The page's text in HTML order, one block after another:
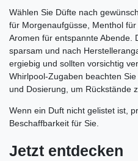
Wählen Sie Düfte nach
für Morgenaufgüsse, Menthol
Aromen für entspannte Abende.
sparsam und nach
ergiebig und sollten vorsichtig
Whirlpool‑Zugaben beachten
und Dosierung, um Rückstände
Wenn ein Duft nicht gelistet ist,
Beschaffbarkeit für Sie.
Jetzt entdecken